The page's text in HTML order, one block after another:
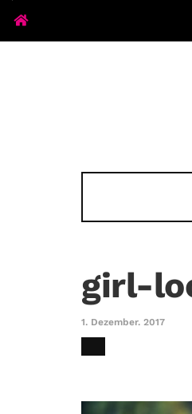
girl-
1. Dezember. 2017